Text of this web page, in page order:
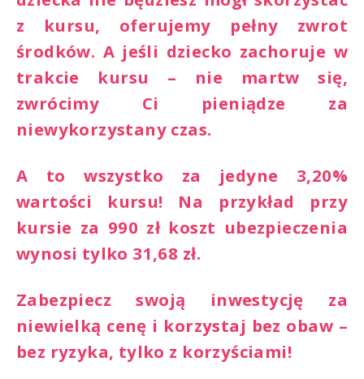
z kursu, oferujemy pełny zwrot
środków. A jeśli dziecko zachoruje w
trakcie kursu – nie martw się,
zwrócimy Ci pieniądze za
niewykorzystany czas.
A to wszystko za jedyne 3,20%
wartości kursu! Na przykład przy
kursie za 990 zł koszt ubezpieczenia
wynosi tylko 31,68 zł.
Zabezpiecz swoją inwestycję za
niewielką cenę i korzystaj bez obaw –
bez ryzyka, tylko z korzyściami!